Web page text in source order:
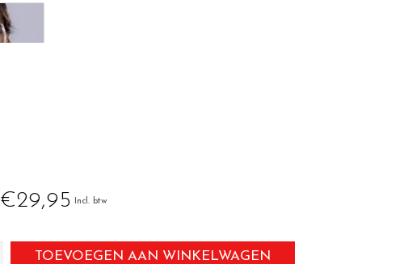
€29,95 Incl. btw
TOEVOEGEN AAN WINKELWAGEN